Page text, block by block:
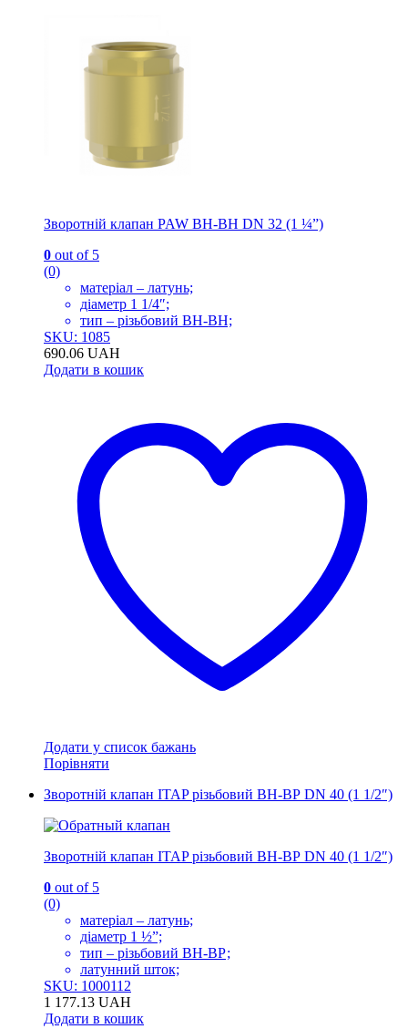
Зворотній клапан PAW ВН-ВН DN 32 (1 ¼”)
0 out of 5
(0)
матеріал – латунь;
діаметр 1 1/4″;
тип – різьбовий ВН-ВН;
SKU: 1085
690.06 UAH
Додати в кошик
Додати у список бажань
Порівняти
Зворотній клапан ITAP різьбовий ВН-ВР DN 40 (1 1/2″)
Зворотній клапан ITAP різьбовий ВН-ВР DN 40 (1 1/2″)
0 out of 5
(0)
матеріал – латунь;
діаметр 1 ½”;
тип – різьбовий ВН-ВР;
латунний шток;
SKU: 1000112
1 177.13 UAH
Додати в кошик